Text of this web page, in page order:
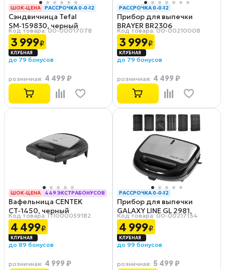
ШОК-ЦЕНА РАССРОЧКА 0-0-12
Сэндвичница Tefal
SM‑159830, черный
Код товара: 00-00017078
3 999₽
до 79 бонусов
розничная: 4 499 ₽
РАССРОЧКА 0-0-12
Прибор для выпечки
BRAYER BR2306
Код товара: 00-00210008
3 999₽
до 79 бонусов
розничная: 4 499 ₽
ШОК-ЦЕНА
449 ЭКСТРАБОНУСОВ
РАССРОЧКА 0-0-12
Вафельница CENTEK
CT‑1450, черный
Код товара: ГЛ000059182
4 499₽
до 89 бонусов
розничная: 4 999 ₽
РАССРОЧКА 0-0-12
Прибор для выпечки
GALAXY LINE GL 2981,
серебристый/черный
Код товара: 00-00217134
4 999₽
до 99 бонусов
розничная: 5 499 ₽